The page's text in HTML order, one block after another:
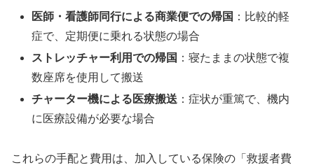
医師・看護師同行による商業便での帰国 ：比較的軽
症で、定期便に乗れる状態の場合
ストレッチャー利用での帰国 ：寝たままの状態で複
数座席を使用して搬送
チャーター機による医療搬送 ：症状が重篤で、機内
に医療設備が必要な場合
これらの手配と費用は、加入している保険の「救援者費